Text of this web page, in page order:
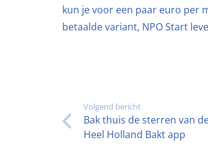
kun je voor een paar euro per
betaalde variant, NPO Start
Volgend bericht
Bak thuis de sterren van
Heel Holland Bakt app